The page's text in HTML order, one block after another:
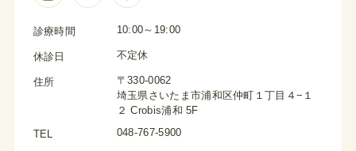
診療時間 10:00～19:00
休診日 不定休
住所
〒330-0062
埼玉県さいたま市浦和区仲町１丁目４−１
２ Crobis浦和 5F
TEL 048-767-5900